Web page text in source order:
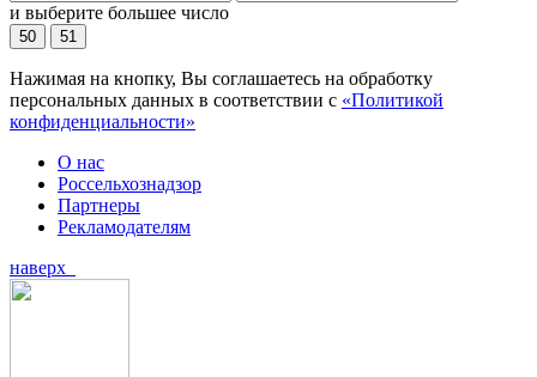
и выберите большее число
50 51
Нажимая на кнопку, Вы соглашаетесь на обработку
персональных данных в соответствии с «Политикой
конфиденциальности»
О нас
Россельхознадзор
Партнеры
Рекламодателям
наверх